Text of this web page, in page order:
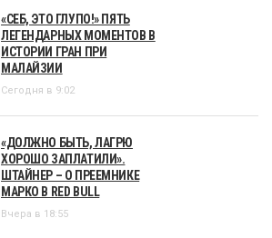
«СЕБ, ЭТО ГЛУПО!» ПЯТЬ
ЛЕГЕНДАРНЫХ МОМЕНТОВ В
ИСТОРИИ ГРАН ПРИ
МАЛАЙЗИИ
Сегодня в 9:02
«ДОЛЖНО БЫТЬ, ЛАГРЮ
ХОРОШО ЗАПЛАТИЛИ».
ШТАЙНЕР – О ПРЕЕМНИКЕ
МАРКО В RED BULL
Вчера в 18:55